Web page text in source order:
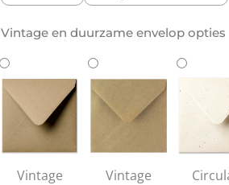
Vintage en duurzame envelop opties
Vintage
Vintage